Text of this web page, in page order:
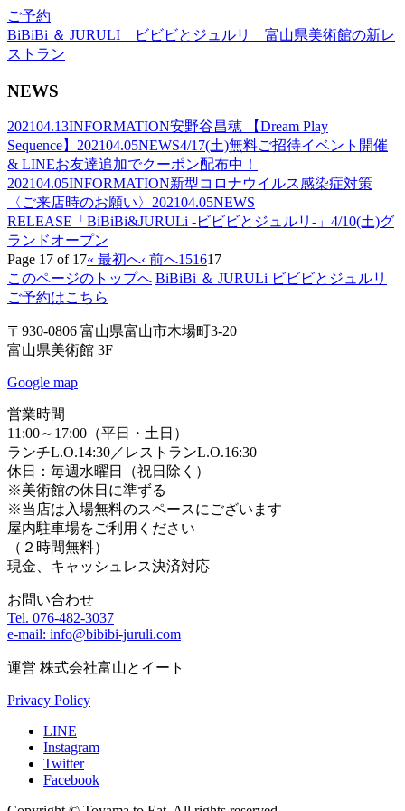
ご予約
BiBiBi ＆ JURULI ビビビとジュルリ 富山県美術館の新レ
ストラン
NEWS
202104.13INFORMATION安野谷昌穂 【Dream Play
Sequence】 202104.05NEWS4/17(土)無料ご招待イベント開催
& LINEお友達追加でクーポン配布中！
202104.05INFORMATION新型コロナウイルス感染症対策
〈ご来店時のお願い〉 202104.05NEWS
RELEASE 「BiBiBi&JURULi -ビビビとジュルリ-」4/10(土)グ
ランドオープン
Page 17 of 17« 最初へ‹ 前へ151617
このページのトップへ BiBiBi ＆ JURULi ビビビとジュルリ
ご予約はこちら
〒930-0806 富山県富山市木場町3-20
富山県美術館 3F
Google map
営業時間
11:00～17:00（平日・土日）
ランチL.O.14:30／レストランL.O.16:30
休日：毎週水曜日（祝日除く）
※美術館の休日に準ずる
※当店は入場無料のスペースにございます
屋内駐車場をご利用ください
（２時間無料）
現金、キャッシュレス決済対応
お問い合わせ
Tel. 076-482-3037
e-mail: info@bibibi-juruli.com
運営 株式会社富山とイート
Privacy Policy
LINE
Instagram
Twitter
Facebook